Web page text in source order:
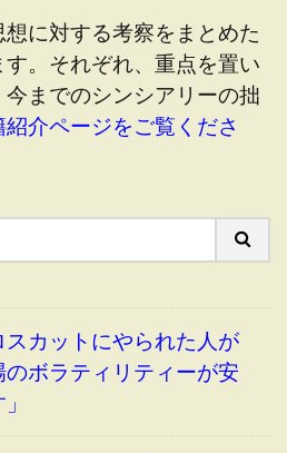
に対する考察をまとめた
。それぞれ、重点を置い
までのシンシアリーの拙
紹介ページをご覧くださ
カットにやられた人が
ボラティリティーが安